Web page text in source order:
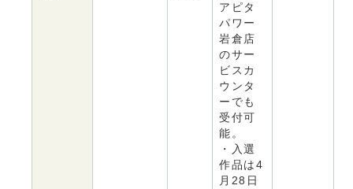
アピタ
パワー
岩倉店
のサー
ビスカ
ウンタ
ーでも
受付可
能。
・入選
作品は4
月28日